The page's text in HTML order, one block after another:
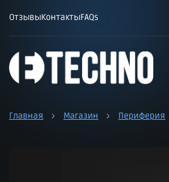
ОтзывыКонтактыFAQs
Главная Магазин Периферия